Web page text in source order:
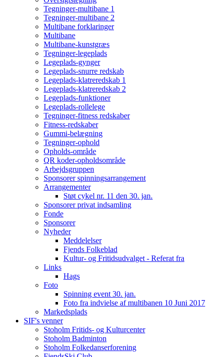
Tegninger-multibane 1
Tegninger-multibane 2
Multibane forklaringer
Multibane
Multibane-kunstgræs
Tegninger-legeplads
Legeplads-gynger
Legeplads-snurre redskab
Legeplads-klatreredskab 1
Legeplads-klatreredskab 2
Legeplads-funktioner
Legeplads-rollelege
Tegninger-fitness redskaber
Fitness-redskaber
Gummi-belægning
Tegninger-ophold
Opholds-område
QR koder-opholdsområde
Arbejdsgruppen
Sponsorer spinningsarrangement
Arrangementer
Støt cykel nr. 11 den 30. jan.
Sponsorer privat indsamling
Fonde
Sponsorer
Nyheder
Meddelelser
Fjends Folkeblad
Kultur- og Fritidsudvalget - Referat fra
Links
Hags
Foto
Spinning event 30. jan.
Foto fra indvielse af multibanen 10 Juni 2017
Markedsplads
SIF's venner
Stoholm Fritids- og Kulturcenter
Stoholm Badminton
Stoholm Folkedanserforening